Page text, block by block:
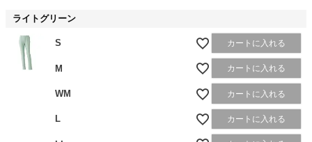
ライトグリーン
S カートに入れる
M カートに入れる
WM カートに入れる
L カートに入れる